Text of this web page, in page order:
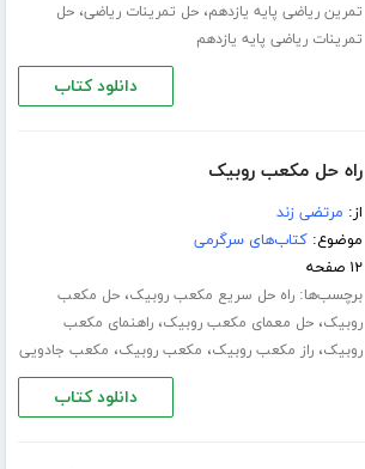
تمرین ریاضی پایه یازدهم،حل تمرینات ریاضی،حل
تمرینات ریاضی پایه یازدهم
دانلود کتاب
حل مکعب روبیک
از: مرتضی زند
موضوع:کتاب‌های سرگرمی
۱۲ صفحه
برچسب‌ها:راه حل سریع مکعب روبیک،حل مکعب
روبیک،حل معمای مکعب روبیک،راهنمای مکعب
روبیک،راز مکعب روبیک، مکعب روبیک، مکعب جادویی
دانلود کتاب